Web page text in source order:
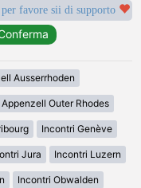
favore sii di supporto
Ausserrhoden
Outer Rhodes
Incontri Genève
Jura Incontri Luzern
Incontri Obwalden